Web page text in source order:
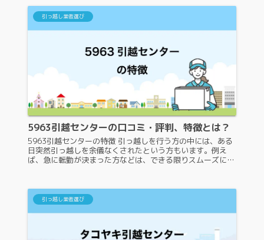
引っ越し業者選び
5963引越センターの口コミ・評判、特徴とは？
5963引越センターの特徴 引っ越しを行う方の中には、ある
日突然引っ越しを余儀なくされたという方もいます。例え
ば、急に転勤が決まった方などは、できる限りスムーズに引
引っ越し業者選び